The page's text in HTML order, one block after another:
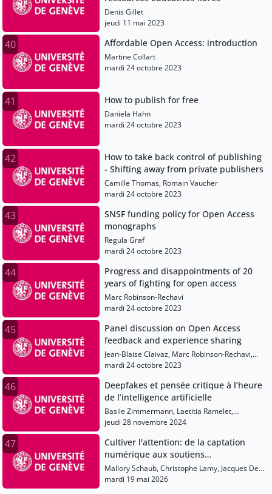
Denis Gillet
jeudi 11 mai 2023
40 Affordable Open Access: introduction
Martine Collart
mardi 24 octobre 2023
41 How to publish for free
Daniela Hahn
mardi 24 octobre 2023
42
How to take back control of publishing
- Shifting away from private publishers
Camille Thomas, Romain Vaucher
mardi 24 octobre 2023
43
SNSF funding policy for Open Access
monographs
Regula Graf
mardi 24 octobre 2023
44
Progress and disappointments of 20
years of fighting for open access
Marc Robinson-Rechavi
mardi 24 octobre 2023
45
Panel discussion on Open Access
feedback and experience sharing
Jean-Blaise Claivaz, Marc Robinson-Rechavi,
Daniela Hahn, Romain Vaucher, Regula Graf
mardi 24 octobre 2023
46
Deepfakes et pensée critique à l’heure
de l’intelligence artificielle
Basile Zimmermann, Laetitia Ramelet,
Sébastien Castelltort, Mireille Bétrancourt
jeudi 28 novembre 2024
47
Cultiver l'attention: de la captation
numérique aux soutiens
institutionnels
Mallory Schaub, Christophe Lamy, Jacques De
Werra, Martine Collart, Véronique Hadengue-
mardi 19 mai 2026